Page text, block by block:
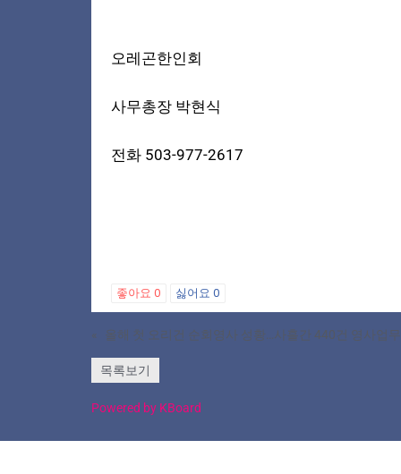
오레곤한인회
사무총장 박현식
전화 503-977-2617
좋아요 0 싫어요 0
« 올해 첫 오리건 순회영사 성황…사흘간 440건 영사업
목록보기
Powered by KBoard